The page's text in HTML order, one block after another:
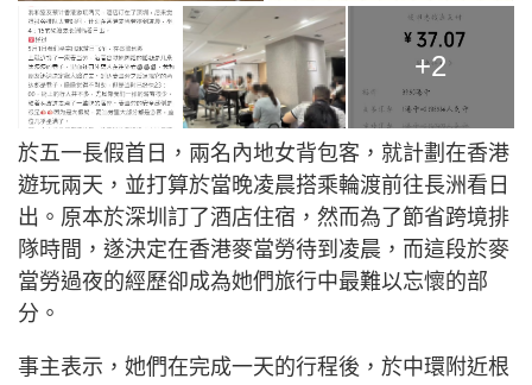
+2
於五一長假首日，兩名內地女背包客，就計劃在香港
遊玩兩天，並打算於當晚凌晨搭乘輪渡前往長洲看日
出。原本於深圳訂了酒店住宿，然而為了節省跨境排
隊時間，遂決定在香港麥當勞待到凌晨，而這段於麥
當勞過夜的經歷卻成為她們旅行中最難以忘懷的部
分。
事主表示，她們在完成一天的行程後，於中環附近根